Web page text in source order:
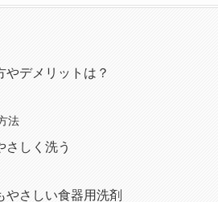
デメリットは？
法
さしく洗う
やさしい食器用洗剤